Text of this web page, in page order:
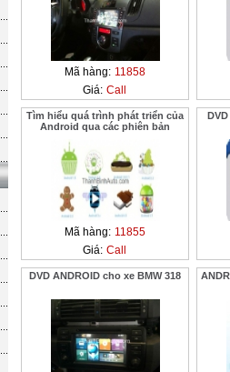
Mã hàng: 11858
Giá: Call
Tìm hiểu quá trình phát triển của
Android qua các phiên bản
Mã hàng: 11855
Giá: Call
DVD ANDROID cho xe BMW 318